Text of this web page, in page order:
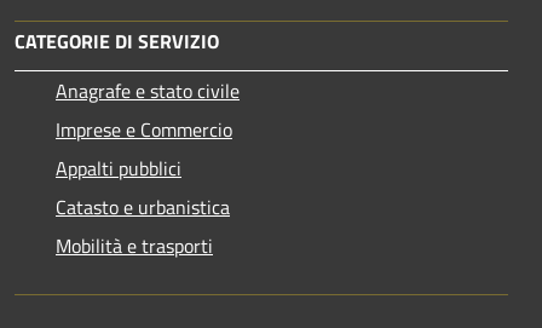
CATEGORIE DI SERVIZIO
Anagrafe e stato civile
Imprese e Commercio
Appalti pubblici
Catasto e urbanistica
Mobilità e trasporti